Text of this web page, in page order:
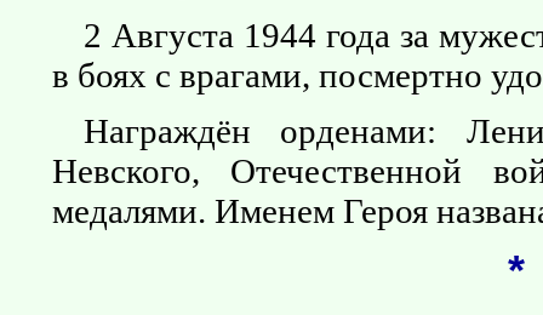
2 Августа 1944 года за
в боях с врагами, посмертно
Награждён орденами:
Невского, Отечественной
медалями. Именем Героя